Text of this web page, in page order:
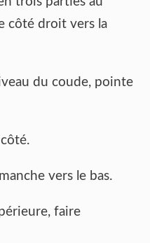
côté droit vers la
du coude, pointe
vers le bas.
faire